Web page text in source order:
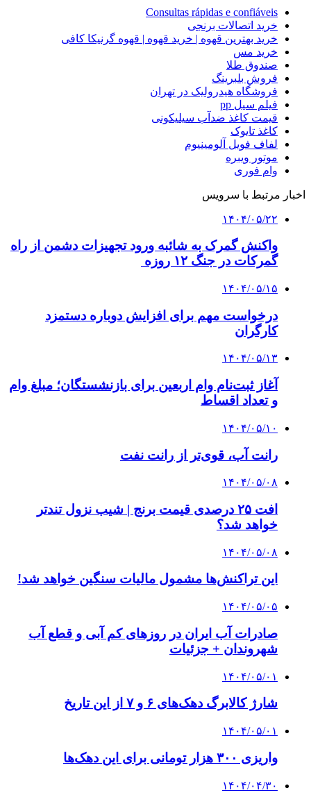
Consultas rápidas e confiáveis
خرید اتصالات برنجی
خرید بهترین قهوه | خرید قهوه | قهوه گرنیکا کافی
خرید مس
صندوق طلا
فروش بلبرینگ
فروشگاه هیدرولیک در تهران
فیلم سیل pp
قیمت کاغذ ضدآب سیلیکونی
کاغذ تایوک
لفاف فویل آلومینیوم
موتور ویبره
وام فوری
اخبار مرتبط با سرویس
۱۴۰۴/۰۵/۲۲
واکنش گمرک به شائبه ورود تجهیزات دشمن از راه
گمرکات در جنگ ۱۲ روزه
۱۴۰۴/۰۵/۱۵
درخواست مهم برای افزایش دوباره دستمزد
کارگران
۱۴۰۴/۰۵/۱۳
آغاز ثبت‌نام وام اربعین برای بازنشستگان؛ مبلغ وام
و تعداد اقساط
۱۴۰۴/۰۵/۱۰
رانت آب، قوی‌تر از رانت نفت
۱۴۰۴/۰۵/۰۸
افت ۲۵ درصدی قیمت برنج | شیب نزول تندتر
خواهد شد؟
۱۴۰۴/۰۵/۰۸
این تراکنش‌ها مشمول مالیات سنگین خواهد شد!
۱۴۰۴/۰۵/۰۵
صادرات آب ایران در روزهای کم آبی و قطع آب
شهروندان + جزئیات
۱۴۰۴/۰۵/۰۱
شارژ کالابرگ دهک‌های ۶ و ۷ از این تاریخ
۱۴۰۴/۰۵/۰۱
واریزی ۳۰۰ هزار تومانی برای این دهک‌ها
۱۴۰۴/۰۴/۳۰